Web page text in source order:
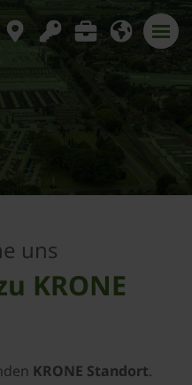
uns
KRONE
KRONE Standort.